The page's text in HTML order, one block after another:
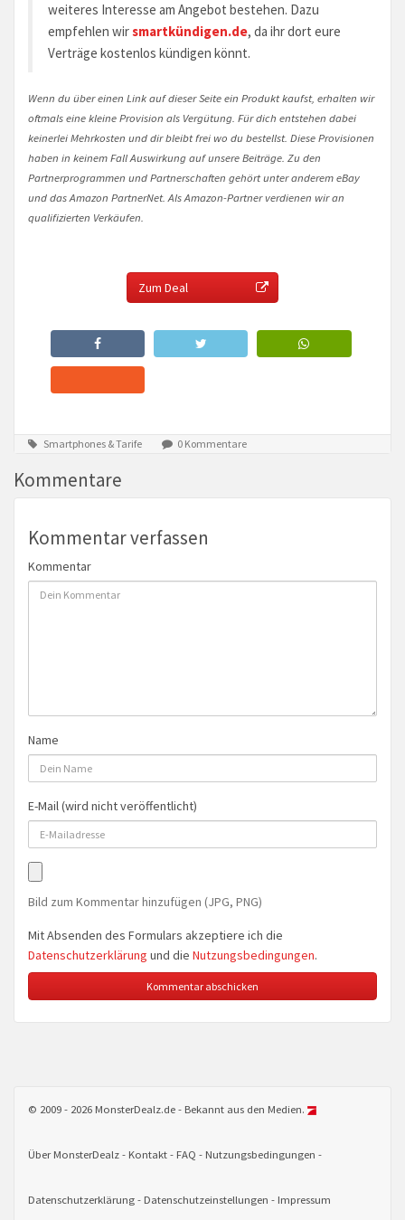
weiteres Interesse am Angebot bestehen. Dazu
empfehlen wirsmartkündigen.de, da ihr dort eure
Verträge kostenlos kündigen könnt.
Wenn du über einen Link auf dieser Seite ein Produkt kaufst, erhalten wir
oftmals eine kleine Provision als Vergütung. Für dich entstehen dabei
keinerlei Mehrkosten und dir bleibt frei wo du bestellst. Diese Provisionen
haben in keinem Fall Auswirkung auf unsere Beiträge. Zu den
Partnerprogrammen und Partnerschaften gehört unter anderem eBay
und das Amazon PartnerNet. Als Amazon-Partner verdienen wir an
qualifizierten Verkäufen.
Zum Deal
Smartphones & Tarife 0 Kommentare
Kommentare
Kommentar verfassen
Kommentar
Name
E-Mail (wird nicht veröffentlicht)
Bild zum Kommentar hinzufügen (JPG, PNG)
Mit Absenden des Formulars akzeptiere ich die
Datenschutzerklärung und die Nutzungsbedingungen.
© 2009 - 2026 MonsterDealz.de - Bekannt aus den Medien.
Über MonsterDealz Kontakt FAQ Nutzungsbedingungen
Datenschutzerklärung Datenschutzeinstellungen Impressum